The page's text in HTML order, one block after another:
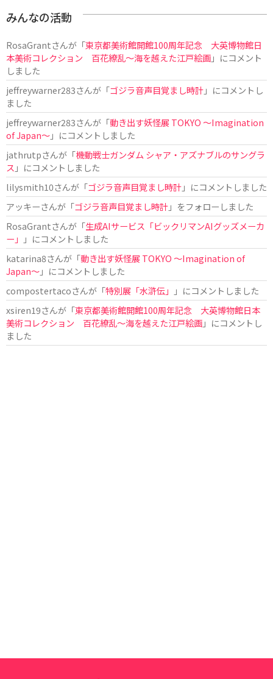
みんなの活動
RosaGrantさんが「東京都美術館開館100周年記念 大英博物館日
本美術コレクション 百花繚乱～海を越えた江戸絵画」にコメント
しました
jeffreywarner283さんが「ゴジラ音声目覚まし時計」にコメントし
ました
jeffreywarner283さんが「動き出す妖怪展 TOKYO 〜Imagination
of Japan〜」にコメントしました
jathrutpさんが「機動戦士ガンダム シャア・アズナブルのサングラ
ス 」にコメントしました
lilysmith10さんが「ゴジラ音声目覚まし時計」にコメントしました
アッキーさんが「ゴジラ音声目覚まし時計」をフォローしました
RosaGrantさんが「生成AIサービス「ビックリマンAIグッズメーカ
ー」
」にコメントしました
katarina8さんが「動き出す妖怪展 TOKYO 〜Imagination of
Japan〜」にコメントしました
compostertacoさんが「特別展「水滸伝」
」にコメントしました
xsiren19さんが「東京都美術館開館100周年記念 大英博物館日本
美術コレクション 百花繚乱～海を越えた江戸絵画」にコメントし
ました